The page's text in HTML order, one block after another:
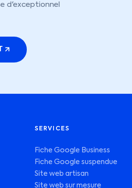
d'exceptionnel
SERVICES
Fiche Google Business
Fiche Google suspendue
Site web artisan
Site web sur mesure